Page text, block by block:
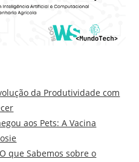
da Produtividade com
aos Pets: A Vacina
que Sabemos sobre o